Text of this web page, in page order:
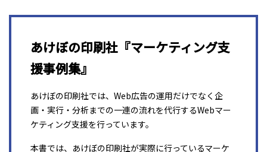
あけぼの印刷社『マーケティング支
援事例集』
あけぼの印刷社では、Web広告の運用だけでなく企
画・実行・分析までの一連の流れを代行するWebマー
ケティング支援を行っています。
本書では、あけぼの印刷社が実際に行っているマーケ